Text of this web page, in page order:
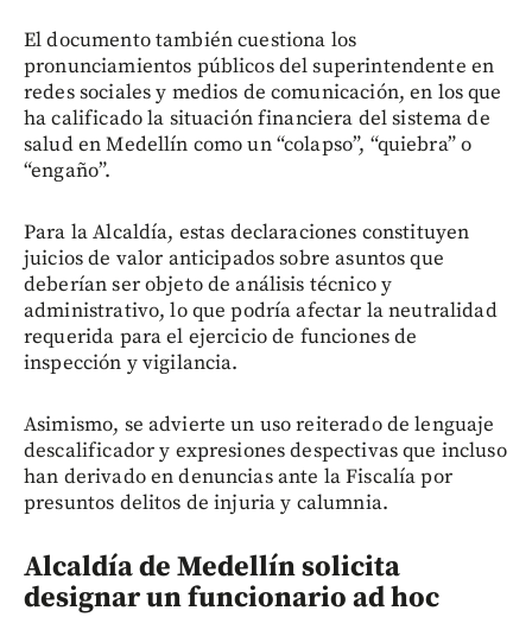
El documento también cuestiona los
pronunciamientos públicos del superintendente en
redes sociales y medios de comunicación, en los que
ha calificado la situación financiera del sistema de
salud en Medellín como un “colapso”, “quiebra” o
“engaño”.
Para la Alcaldía, estas declaraciones constituyen
juicios de valor anticipados sobre asuntos que
deberían ser objeto de análisis técnico y
administrativo, lo que podría afectar la neutralidad
requerida para el ejercicio de funciones de
inspección y vigilancia.
Asimismo, se advierte un uso reiterado de lenguaje
descalificador y expresiones despectivas que incluso
han derivado en denuncias ante la Fiscalía por
presuntos delitos de injuria y calumnia.
Alcaldía de Medellín solicita
designar un funcionario ad hoc